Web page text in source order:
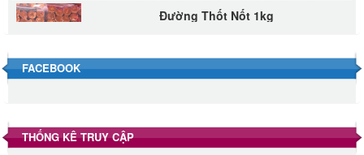
Đường Thốt Nốt 1kg
Đường phèn hạt Long An 500g
Đường phèn Long An bao 10kg
FACEBOOK
THỐNG KÊ TRUY CẬP